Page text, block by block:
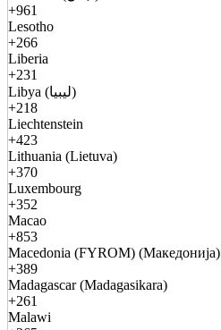
+961
Lesotho
+266
Liberia
+231
Libya (ليبيا)
+218
Liechtenstein
+423
Lithuania (Lietuva)
+370
Luxembourg
+352
Macao
+853
Macedonia (FYROM) (Македонија)
+389
Madagascar (Madagasikara)
+261
Malawi